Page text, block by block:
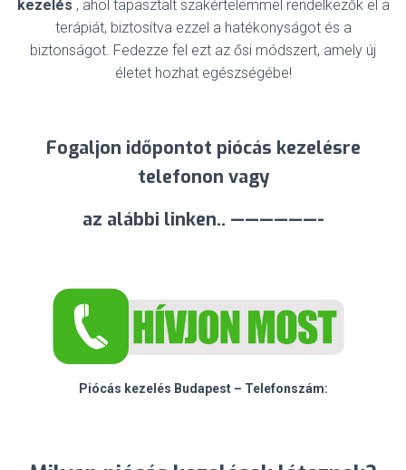
kezelés , ahol tapasztalt szakértelemmel rendelkezők el a
terápiát, biztosítva ezzel a hatékonyságot és a
biztonságot. Fedezze fel ezt az ősi módszert, amely új
életet hozhat egészségébe!
Fogaljon időpontot piócás kezelésre
telefonon vagy
az alábbi linken.. ——————-
Piócás kezelés Budapest – Telefonszám: